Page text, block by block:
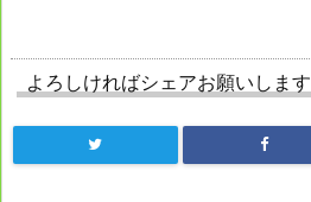
よろしければシェアお願いします